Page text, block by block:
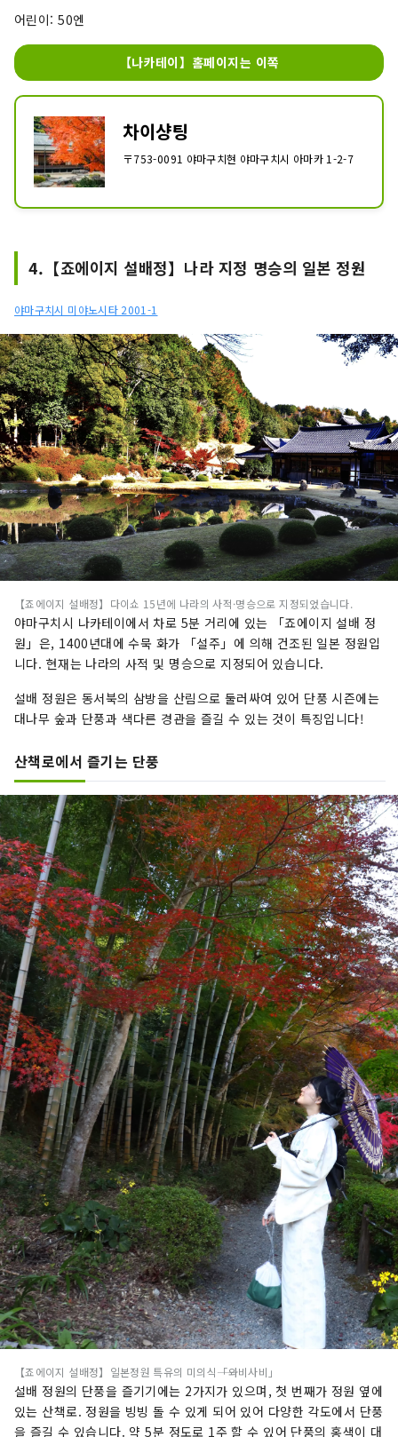
어린이: 50엔
【나카테이】홈페이지는 이쪽
차이샹팅
〒753-0091 야마구치현 야마구치시 아마카 1-2-7
4.【죠에이지 설배정】나라 지정 명승의 일본 정원
야마구치시 미야노시타 2001-1
【죠에이지 설배정】다이쇼 15년에 나라의 사적·명승으로 지정되었습니다.
야마구치시 나카테이에서 차로 5분 거리에 있는 「죠에이지 설배 정
원」은, 1400년대에 수묵 화가 「설주」에 의해 건조된 일본 정원입
니다. 현재는 나라의 사적 및 명승으로 지정되어 있습니다.
설배 정원은 동서북의 삼방을 산림으로 둘러싸여 있어 단풍 시즌에는
대나무 숲과 단풍과 색다른 경관을 즐길 수 있는 것이 특징입니다!
산책로에서 즐기는 단풍
【죠에이지 설배정】일본정원 특유의 미의식――「와비사비」
설배 정원의 단풍을 즐기기에는 2가지가 있으며, 첫 번째가 정원 옆에
있는 산책로. 정원을 빙빙 돌 수 있게 되어 있어 다양한 각도에서 단풍
을 즐길 수 있습니다. 약 5분 정도로 1주 할 수 있어 단풍의 홍색이 대